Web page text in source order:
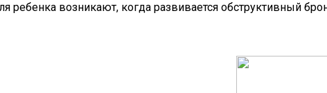
ребенка возникают, когда развивается обструктивный